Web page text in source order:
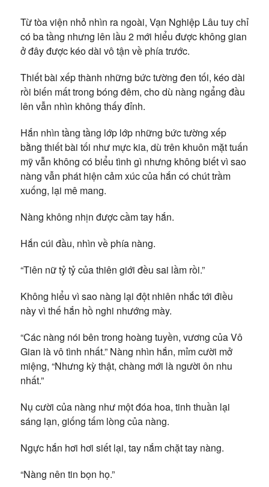
Từ tòa viện nhỏ nhìn ra ngoài, Vạn Nghiệp Lâu tuy chỉ
có ba tầng nhưng lên lầu 2 mới hiểu được không gian
ở đây được kéo dài vô tận về phía trước.
Thiết bài xếp thành những bức tường đen tối, kéo dài
rồi biến mất trong bóng đêm, cho dù nàng ngẩng đầu
lên vẫn nhìn không thấy đỉnh.
Hắn nhìn tầng tầng lớp lớp những bức tường xếp
bằng thiết bài tối như mực kia, dù trên khuôn mặt tuấn
mỹ vẫn không có biểu tình gì nhưng không biết vì sao
nàng vẫn phát hiện cảm xúc của hắn có chút trầm
xuống, lại mê mang.
Nàng không nhịn được cầm tay hắn.
Hắn cúi đầu, nhìn về phía nàng.
“Tiên nữ tỷ tỷ của thiên giới đều sai lầm rồi.”
Không hiểu vì sao nàng lại đột nhiên nhắc tới điều
này vì thế hắn hồ nghi nhướng mày.
“Các nàng nói bên trong hoàng tuyền, vương của Vô
Gian là vô tình nhất.” Nàng nhìn hắn, mỉm cười mở
miệng, “Nhưng kỳ thật, chàng mới là người ôn nhu
nhất.”
Nụ cười của nàng như một đóa hoa, tinh thuần lại
sáng lạn, giống tấm lòng của nàng.
Ngực hắn hơi hơi siết lại, tay nắm chặt tay nàng.
“Nàng nên tin bọn họ.”